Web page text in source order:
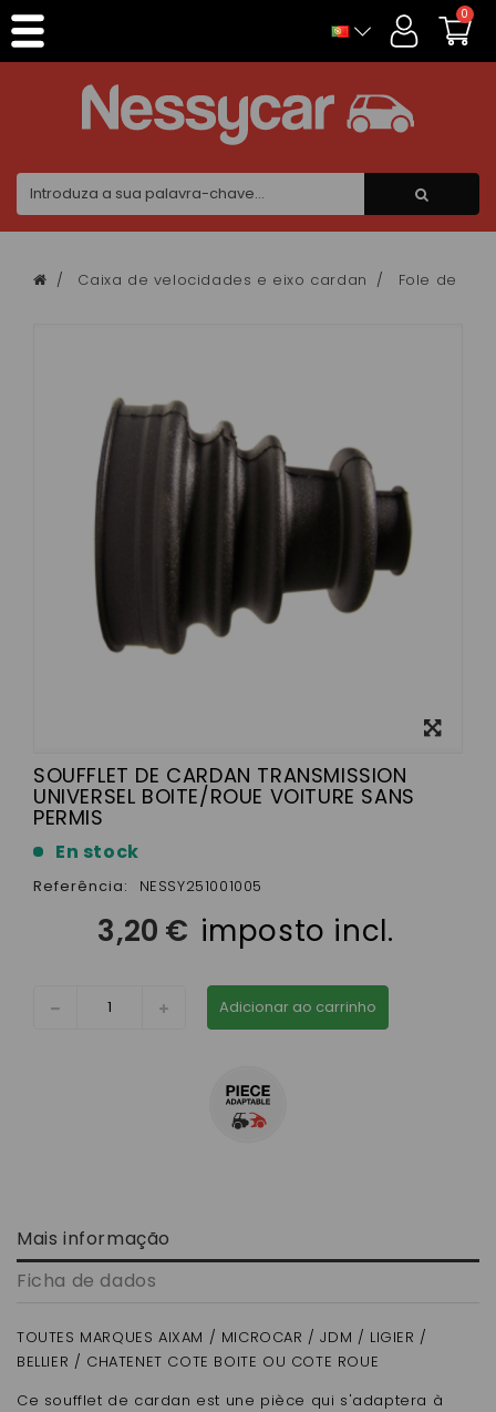
0
Caixa de velocidades e eixo cardan Fole de
SOUFFLET DE CARDAN TRANSMISSION
UNIVERSEL BOITE/ROUE VOITURE SANS
PERMIS
En stock
Referência: NESSY251001005
3,20 € imposto incl.
Adicionar ao carrinho
Mais informação
Ficha de dados
TOUTES MARQUES AIXAM / MICROCAR / JDM / LIGIER /
BELLIER / CHATENET COTE BOITE OU COTE ROUE
Ce soufflet de cardan est une pièce qui s'adaptera à
Painel de Gerenciamento de Cookies